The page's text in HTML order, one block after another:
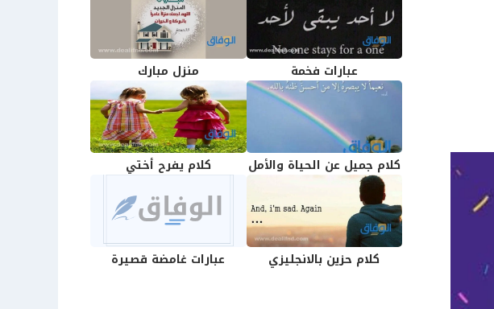
عبارات فخمة منزل مبارك
كلام جميل عن الحياة والأمل كلام يفرح أختي
كلام حزين بالانجليزي عبارات غامضة قصيرة